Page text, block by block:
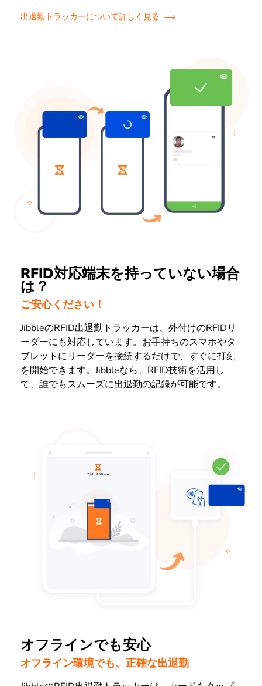
出退勤トラッカーについて詳しく見る
RFID対応端末を持っていない場合
は？
ご安心ください！
JibbleのRFID出退勤トラッカーは、外付けのRFIDリ
ーダーにも対応しています。お手持ちのスマホやタ
ブレットにリーダーを接続するだけで、すぐに打刻
を開始できます。Jibbleなら、RFID技術を活用し
て、誰でもスムーズに出退勤の記録が可能です。
オフラインでも安心
オフライン環境でも、正確な出退勤